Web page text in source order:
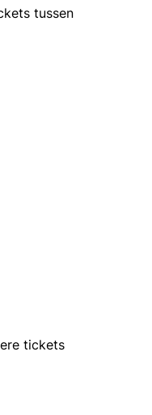
tussen
tickets